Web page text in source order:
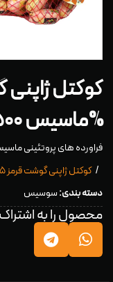
%ماسیس ۵۰۰ گرمی ۲۵۴۰۸
فراورده های پروتئینی
کوکتل ژاپنی گوشت قرمز ۵۵ %ماسیس ۵۰۰ گرمی ۲۵۴۰۸
دسته بندی:سوسیس
محصول را به